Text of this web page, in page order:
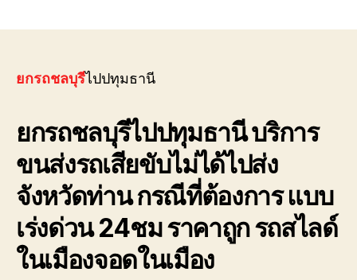
ทั้ง
เสีย
รถ
ต้องการ
ความ
ช่วย
เหลือ
ฉุกเฉิน
โทร
0800628488
ยกรถชลบุรีไปปทุมธานี
ยกรถชลบุรีไปปทุมธานี บริการ
ขนส่งรถเสียขับไม่ได้ไปส่ง
จังหวัดท่าน กรณีที่ต้องการ แบบ
เร่งด่วน 24ชม ราคาถูก รถสไลด์
ในเมืองจอดในเมือง